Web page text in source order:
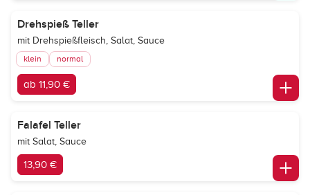
Drehspieß Teller
mit Drehspießfleisch, Salat, Sauce
klein normal
ab 11,90 €
Falafel Teller
mit Salat, Sauce
13,90 €